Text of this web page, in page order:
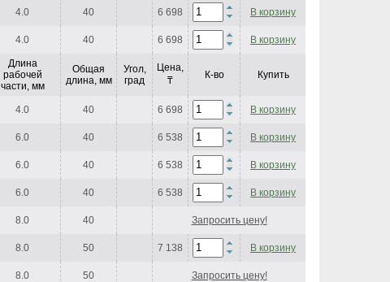
4.0 40 6 698
В корзину
4.0 40 6 698 В корзину
Длина
рабочей
части, мм
Общая
длина, мм
Угол,
град
Цена,
₸
К-во Купить
4.0 40 6 698
В корзину
6.0 40 6 538
В корзину
6.0 40 6 538
В корзину
6.0 40 6 538
В корзину
8.0 40
Запросить цену!
8.0 50 7 138
В корзину
8.0 50 Запросить цену!